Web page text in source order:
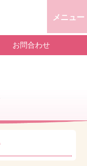
お問合わせ
メニュー